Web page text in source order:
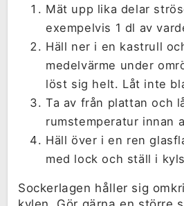
Mät upp lika delar
exempelvis 1 dl av
Häll ner i en kastrull
medelvärme under
löst sig helt. Låt inte
Ta av från plattan och
rumstemperatur innan
Häll över i en ren
med lock och ställ i
Sockerlagen håller sig